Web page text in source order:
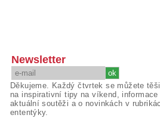
Newsletter
Děkujeme. Každý čtvrtek se můžete
na inspirativní tipy na víkend, informace
aktuální soutěži a o novinkách v
ententýky.